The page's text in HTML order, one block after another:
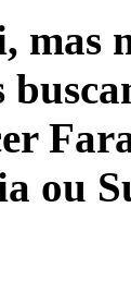
mas
ou